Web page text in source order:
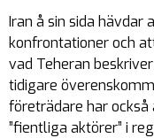
Iran å sin sida hävdar
konfrontationer och
vad Teheran
tidigare
företrädare har
”fientliga aktörer” i